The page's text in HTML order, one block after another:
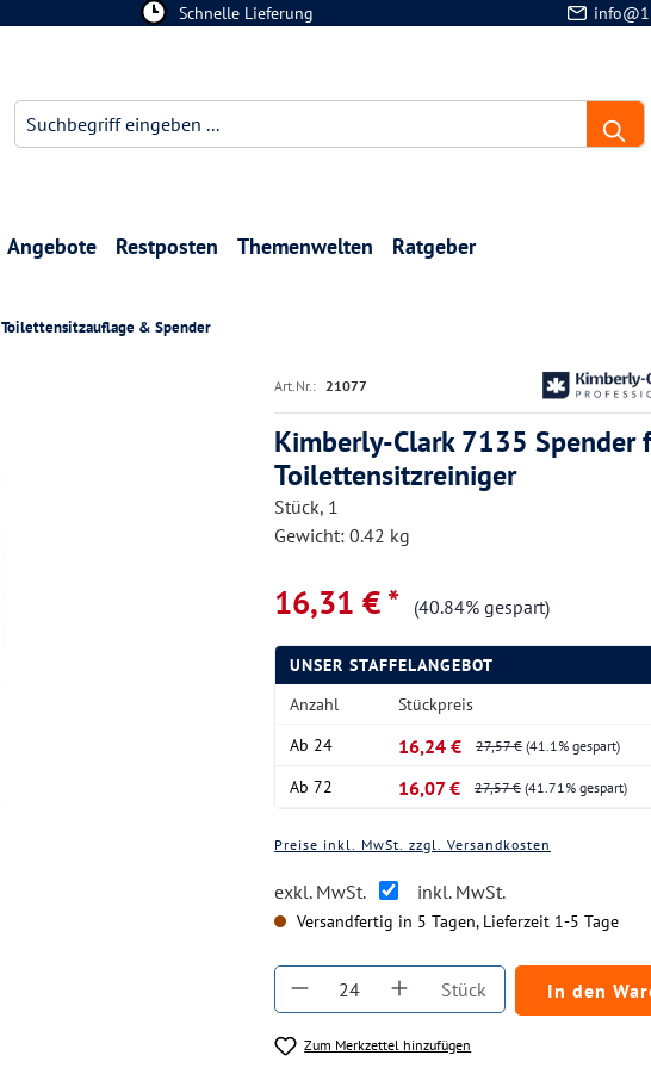
Schnelle Lieferung
Angebote Restposten Themenwelten Ratgeber
Toilettensitzauflage & Spender
Art.Nr.: 21077
Kimberly-Clark 7135 Spender
Toilettensitzreiniger
Stück, 1
Gewicht: 0.42 kg
16,31 € * (40.84% gespart)
UNSER STAFFELANGEBOT
Anzahl
Stückpreis
Ab 24 16,24 € 27,57 € (41.1% gespart)
Ab 72 16,07 € 27,57 € (41.71% gespart)
Preise inkl. MwSt. zzgl. Versandkosten
exkl. MwSt. inkl. MwSt.
Versandfertig in 5 Tagen, Lieferzeit 1-5 Tage
Produkt Anzahl: Gib den
Stück In den
Zum Merkzettel hinzufügen